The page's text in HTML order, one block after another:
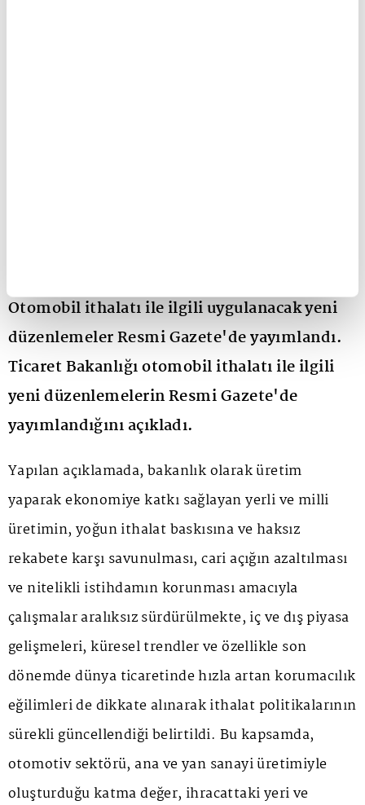
Otomobil ithalatı ile ilgili uygulanacak yeni
düzenlemeler Resmi Gazete'de yayımlandı.
Ticaret Bakanlığı otomobil ithalatı ile ilgili
yeni düzenlemelerin Resmi Gazete'de
yayımlandığını açıkladı.
Yapılan açıklamada, bakanlık olarak üretim
yaparak ekonomiye katkı sağlayan yerli ve milli
üretimin, yoğun ithalat baskısına ve haksız
rekabete karşı savunulması, cari açığın azaltılması
ve nitelikli istihdamın korunması amacıyla
çalışmalar aralıksız sürdürülmekte, iç ve dış piyasa
gelişmeleri, küresel trendler ve özellikle son
dönemde dünya ticaretinde hızla artan korumacılık
eğilimleri de dikkate alınarak ithalat politikalarının
sürekli güncellendiği belirtildi. Bu kapsamda,
otomotiv sektörü, ana ve yan sanayi üretimiyle
oluşturduğu katma değer, ihracattaki yeri ve